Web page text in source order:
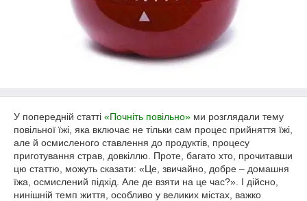
У попередній статті «Почніть повільно» ми розглядали тему
повільної їжі, яка включає не тільки сам процес прийняття їжі,
але й осмисленого ставлення до продуктів, процесу
приготування страв, довкіллю. Проте, багато хто, прочитавши
цю статтю, можуть сказати: «Це, звичайно, добре – домашня
їжа, осмислений підхід. Але де взяти на це час?». І дійсно,
нинішній темп життя, особливо у великих містах, важко